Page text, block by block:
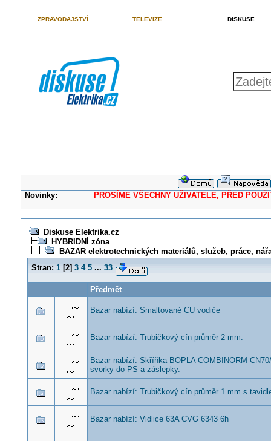
ZPRAVODAJSTVÍ TELEVIZE DISKUSE
Novinky: PROSÍME VŠECHNY UŽIVATELE, PŘED
Diskuse Elektrika.cz
HYBRIDNÍ zóna
BAZAR elektrotechnických materiálů, služeb, práce,
Stran: 1[2] 3 4 5 ... 33
Předmět
Bazar nabízí: Smaltované CU vodiče
Bazar nabízí: Trubičkový cín průměr 2 mm.
Bazar nabízí: Skříňka BOPLA COMBINORM
svorky do PS a záslepky.
Bazar nabízí: Trubičkový cín průměr 1 mm s
Bazar nabízí: Vidlice 63A CVG 6343 6h